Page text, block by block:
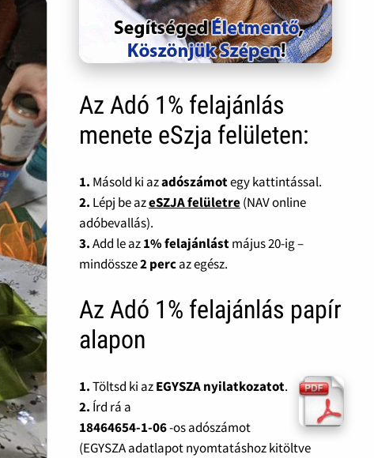
Az Adó 1% felajánlás
menete eSzja felületen:
1. Másold ki azadószámotegy kattintással.
2. Lépj be azeSZJA felületre(NAV online
adóbevallás).
3.Add le az1% felajánlástmájus 20-ig –
mindössze2 percaz egész.
Az Adó 1% felajánlás papír
alapon
1.Töltsd ki azEGYSZA nyilatkozatot.
2. Írd rá a
18464654-1-06-os adószámot
(EGYSZA adatlapot nyomtatáshoz kitöltve